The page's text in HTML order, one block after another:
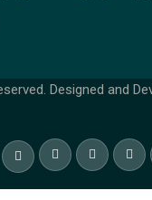
Designed and